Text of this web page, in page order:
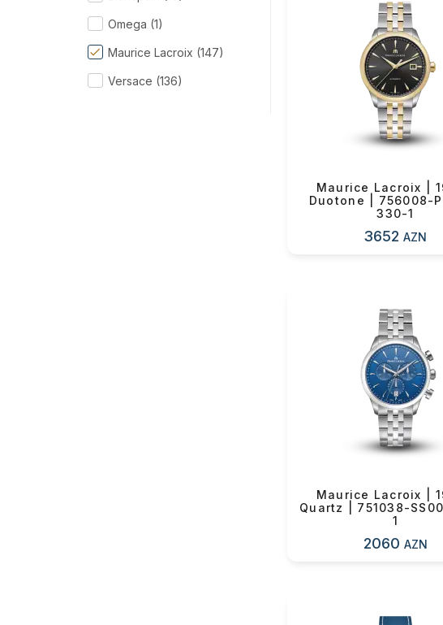
Omega (1)
Maurice Lacroix (147)
Versace (136)
Maurice Lacroix |
Duotone | 756008-
330-1
3652AZN
Maurice Lacroix |
Quartz | 751038-
1
2060 AZN
Məhsul(lar)
Sifarişin
Çatdırılma
Yekun məbləğ